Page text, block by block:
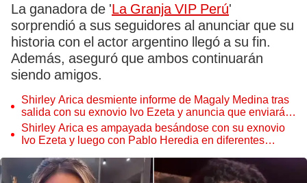
La ganadora de 'La Granja VIP Perú'
sorprendió a sus seguidores al anunciar que su
historia con el actor argentino llegó a su fin.
Además, aseguró que ambos continuarán
siendo amigos.
Shirley Arica desmiente informe de Magaly Medina tras
salida con su exnovio Ivo Ezeta y anuncia que enviará
cartas notariales: "No hubo chape"
Shirley Arica es ampayada besándose con su exnovio
Ivo Ezeta y luego con Pablo Heredia en diferentes